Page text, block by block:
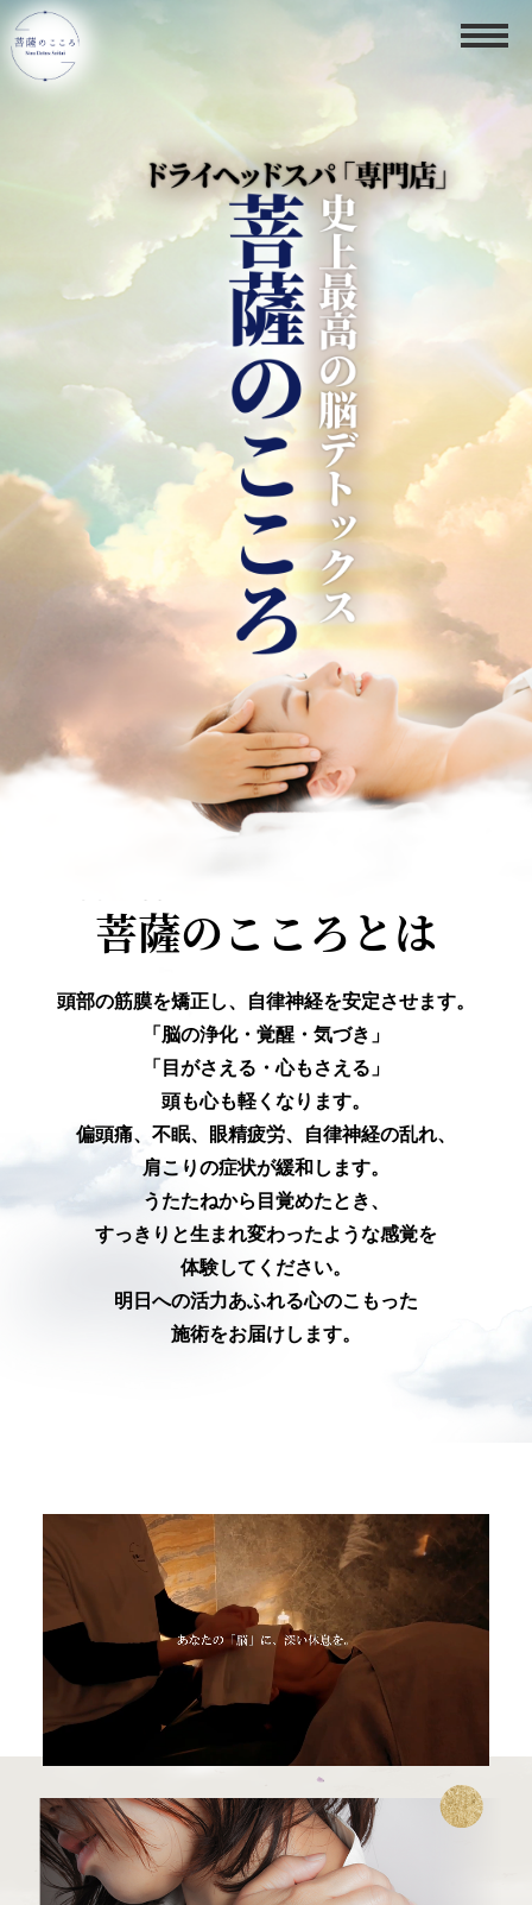
菩薩のこころとは
頭部の筋膜を矯正し、自律神経を安定させます。
「脳の浄化・覚醒・気づき」
「目がさえる・心もさえる」
頭も心も軽くなります。
偏頭痛、不眠、眼精疲労、自律神経の乱れ、
肩こりの症状が緩和します。
うたたねから目覚めたとき、
すっきりと生まれ変わったような感覚を
体験してください。
明日への活力あふれる心のこもった
施術をお届けします。